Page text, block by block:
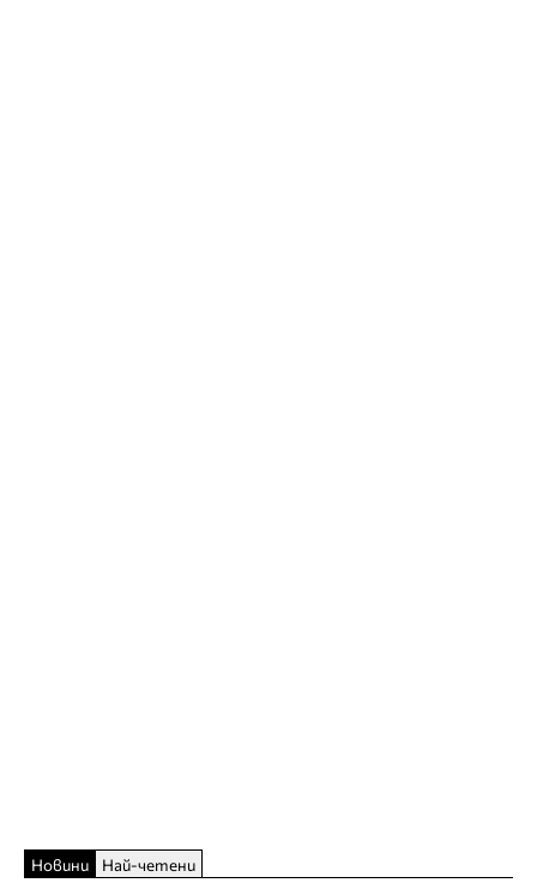
Новини Най-четени